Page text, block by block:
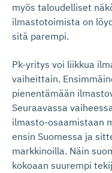
myös taloudelliset
ilmastotoimista on
sitä parempi.
Pk-yritys voi liikkua
vaiheittain.
pienentämään
Seuraavassa
ilmasto-osaamistaan
ensin Suomessa ja
markkinoilla. Näin
kokoaan suurempi